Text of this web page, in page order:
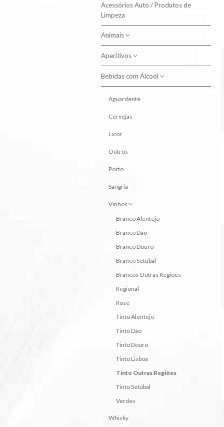
Produtos de Limpeza
Acessórios Auto / Produtos de
Limpeza
Animais
Alimento Aves
Alimento Cão
Aperitivos
Batatas Fritas
Snacks
Bebidas com Álcool
Aguardente
Cervejas
Licor
Outros
Porto
Sangria
Vinhos
Branco Alentejo
Branco Dão
Branco Douro
Branco Setúbal
Brancos Outras Regiões
Regional
Rosé
Tinto Alentejo
Tinto Dão
Tinto Douro
Tinto Lisboa
Tinto Outras Regiões
Tinto Setúbal
Verdes
Whisky